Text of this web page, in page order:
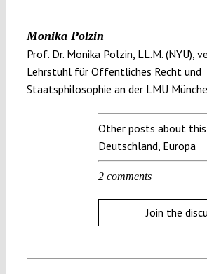
Monika Polzin
Prof. Dr. Monika Polzin, LL.M. (NYU),
Lehrstuhl für Öffentliches Recht und
Staatsphilosophie an der LMU
Other posts about this
Deutschland, Europa
2 comments
Join the